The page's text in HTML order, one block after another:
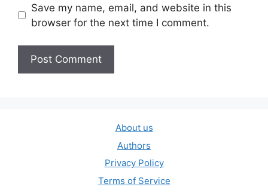
Save my name, email, and website in this
browser for the next time I comment.
About us
Authors
Privacy Policy
Terms of Service